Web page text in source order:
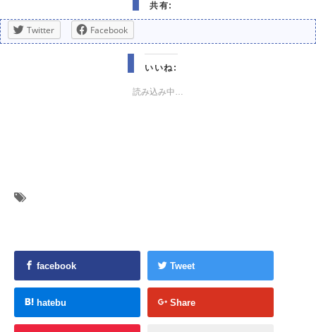
共有:
Twitter Facebook
いいね:
読み込み中…
facebook Tweet
hatebu Share